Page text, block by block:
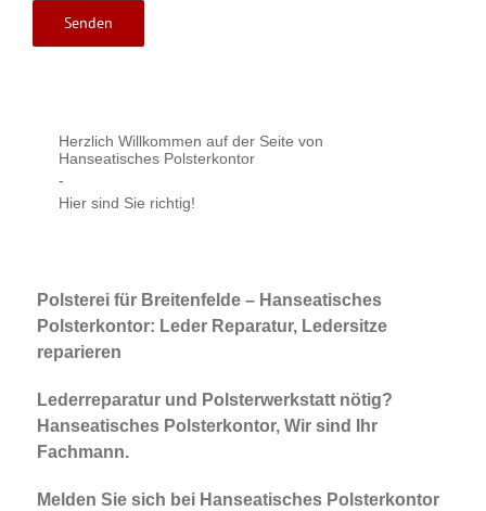
Herzlich Willkommen auf der Seite von
Hanseatisches Polsterkontor
-
Hier sind Sie richtig!
Polsterei für Breitenfelde – Hanseatisches
Polsterkontor: Leder Reparatur, Ledersitze
reparieren
Lederreparatur und Polsterwerkstatt nötig?
Hanseatisches Polsterkontor, Wir sind Ihr
Fachmann.
Melden Sie sich bei Hanseatisches Polsterkontor